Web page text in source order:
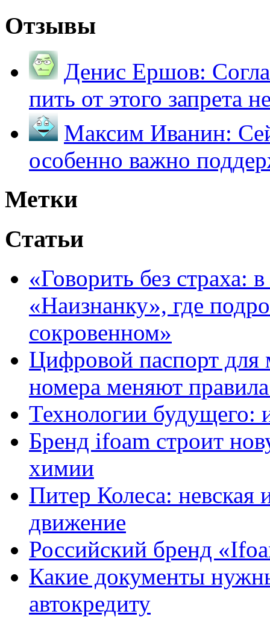
Отзывы
Денис Ершов:
пить от этого запрета
Максим Иванин:
особенно важно
Метки
Статьи
«Говорить без страха:
«Наизнанку», где
сокровенном»
Цифровой паспорт для
номера меняют
Технологии будущего:
Бренд ifoam строит
химии
Питер Колеса: невская
движение
Российский бренд
Какие документы
автокредиту